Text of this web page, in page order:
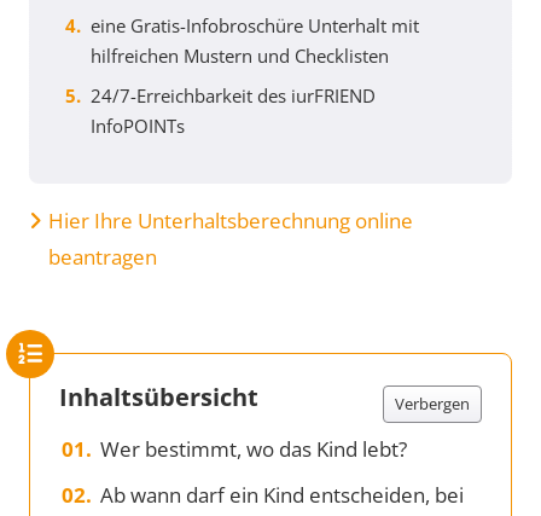
eine Gratis-Infobroschüre Unterhalt mit
hilfreichen Mustern und Checklisten
24/7-Erreichbarkeit des iurFRIEND
InfoPOINTs
Hier Ihre Unterhaltsberechnung online
beantragen
Inhaltsübersicht Verbergen
Wer bestimmt, wo das Kind lebt?
Ab wann darf ein Kind entscheiden, bei